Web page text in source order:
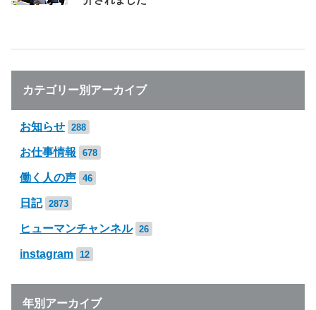
カテゴリー別アーカイブ
お知らせ 288
お仕事情報 678
働く人の声 46
日記 2873
ヒューマンチャンネル 26
instagram 12
年別アーカイブ